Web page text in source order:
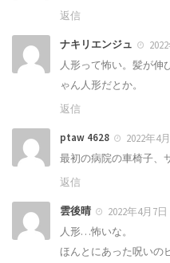
返信
ナキリエンジュ
人形って怖い。髪が伸
ゃん人形だとか。
返信
ptaw 4628
2022年4
最初の病院の車椅子、
返信
雲後晴
2022年4月7日
人形…怖いな。
ほんとにあった呪いの